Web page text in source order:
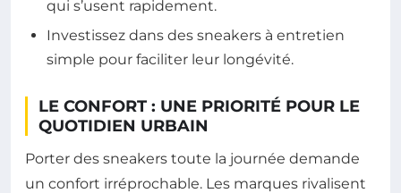
qui s’usent rapidement.
Investissez dans des sneakers à entretien
simple pour faciliter leur longévité.
LE CONFORT : UNE PRIORITÉ POUR LE
QUOTIDIEN URBAIN
Porter des sneakers toute la journée demande
un confort irréprochable. Les marques rivalisent